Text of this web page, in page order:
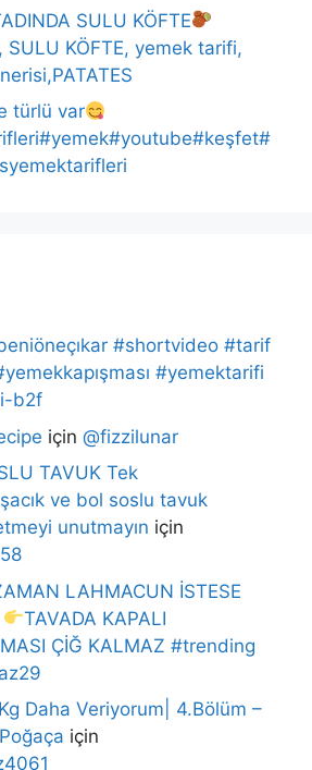
SULU KÖFTE
SULU KÖFTE, yemek tarifi,
türlü var
#shortvideo #tarif
#yemektarifi
b2f
için @fizzilunar
TAVUK Tek
ve bol soslu tavuk
unutmayın için
LAHMACUN İSTESE
TAVADA KAPALI
ÇİĞ KALMAZ #trending
Daha Veriyorum| 4.Bölüm –
için